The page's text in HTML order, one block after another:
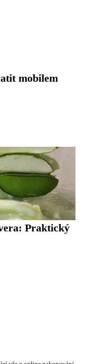
mobilem
Praktický